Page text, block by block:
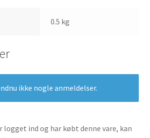
0.5 kg
ikke nogle anmeldelser.
logget ind og har købt denne vare, kan